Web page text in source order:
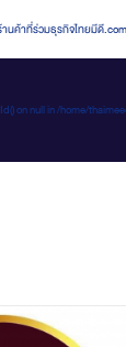
นค้าที่ร่วมธุรกิจไทยมีดี.com
on null in /home/